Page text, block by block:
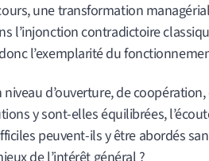
une transformation
l’injonction contradictoire
l’exemplarité du
niveau d’ouverture, de
y sont-elles équilibrées,
peuvent-ils y être abordés